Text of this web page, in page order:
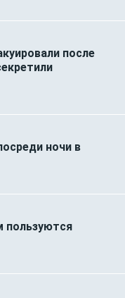
после
ночи в
пользуются